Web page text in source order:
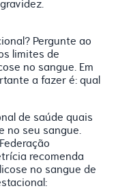
Pergunte ao
limites de
no sangue. Em
a fazer é: qual
de saúde quais
no seu sangue.
recomenda
no sangue de